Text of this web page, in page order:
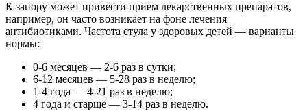
К запору может привести прием лекарственных препаратов,
например, он часто возникает на фоне лечения
антибиотиками. Частота стула у здоровых детей — варианты
нормы:
0-6 месяцев — 2-6 раз в сутки;
6-12 месяцев — 5-28 раз в неделю;
1-4 года — 4-21 раз в неделю;
4 года и старше — 3-14 раз в неделю.